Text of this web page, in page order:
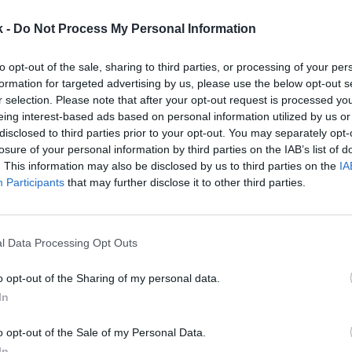
- Do Not Process My Personal Information
opt-out of the sale, sharing to third parties, or processing of your
for targeted advertising by us, please use the below opt-out
selection. Please note that after your opt-out request is processed
interest-based ads based on personal information utilized by us
to third parties prior to your opt-out. You may separately
of your personal information by third parties on the IAB’s list of
This information may also be disclosed by us to third parties on the
Participants that may further disclose it to other third parties.
Data Processing Opt Outs
opt-out of the Sharing of my personal data.
opt-out of the Sale of my Personal Data.
el compromiso comunitario y las alianzas
club.
apoyado por unafuerte base de aficionados
Frauen Bundesliga, que la Federación Alemana de
estiman alcanzará130 millones de euros en
2031–2032, según se detalla en el comunicado.
en Alemania y, especialmente, en Berlín,
convertirse en referente mundial”, según se
y Verena Pausder (empresaria). La entidad ha
el estadio de Lichterfelde en su primer partido de